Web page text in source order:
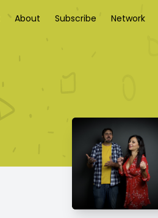
About Subscribe Network